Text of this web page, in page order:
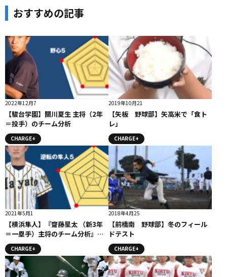
おすすめの記事
2022年12月7
【駿台学園】關川夏生 主将（2年
＝投手）のチーム分析
CHARGE+
2019年10月21
【矢板 野球部】矢高米で「食ト
レ」
CHARGE+
2021年5月1
【横浜隼人】『齋藤星太 （新3年
＝一塁手）主将のチーム分析』コ
ラム #横浜隼人
CHARGE+
2018年4月25
【前橋南 野球部】冬のフィール
ドテスト
CHARGE+